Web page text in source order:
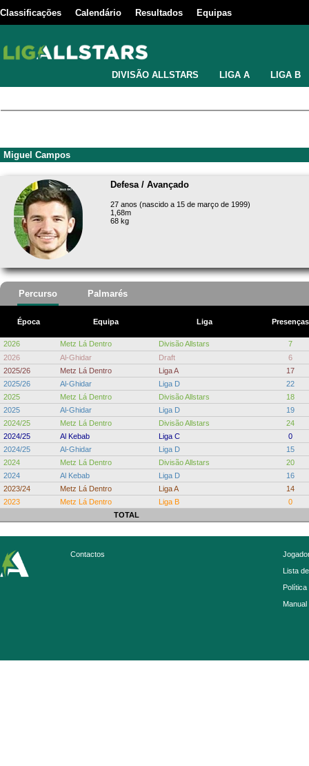
Classificações Calendário Resultados Equipas
DIVISÃO ALLSTARS LIGA A LIGA B
Miguel Campos
Defesa / Avançado
27 anos (nascido a 15 de março de 1999)
1,68m
68 kg
Percurso Palmarés
Época Equipa Liga Presenças
2026 Metz Lá Dentro Divisão Allstars
7
2026
Al-Ghidar Draft
6
2025/26
Metz Lá Dentro Liga A
17
2025/26
Al-Ghidar Liga D
22
2025
Metz Lá Dentro Divisão Allstars
18
2025
Al-Ghidar Liga D
19
2024/25
Metz Lá Dentro Divisão Allstars
24
2024/25
Al Kebab Liga C
0
2024/25
Al-Ghidar Liga D
15
2024
Metz Lá Dentro Divisão Allstars
20
2024
Al Kebab Liga D
16
2023/24
Metz Lá Dentro Liga A
14
2023
Metz Lá Dentro Liga B
0
TOTAL
Contactos
Lista
Política